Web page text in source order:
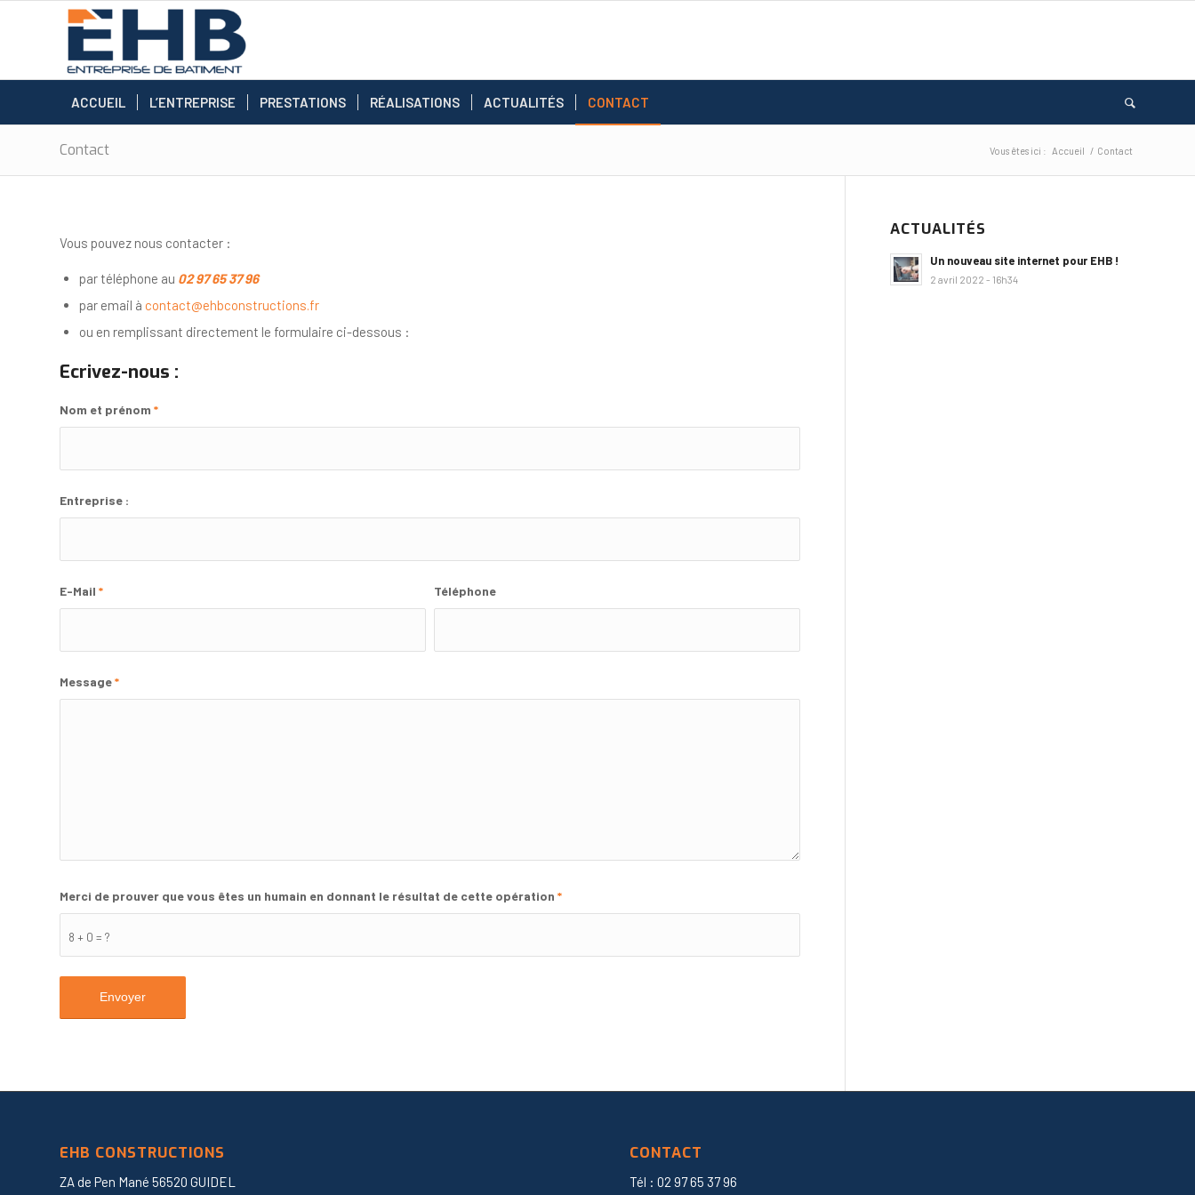
ACCUEIL L’ENTREPRISE PRESTATIONS RÉALISATIONS ACTUALITÉS CONTACT
Contact Vous êtes ici : Accueil / Contact
Vous pouvez nous contacter :
par téléphone au 02 97 65 37 96
par email à contact@ehbconstructions.fr
ou en remplissant directement le formulaire ci-dessous :
Ecrivez-nous :
Nom et prénom *
Entreprise :
E-Mail * Téléphone
Message*
8 + 0 = ?
Merci de prouver que vous êtes un humain en donnant le résultat de cette opération *
ACTUALITÉS
Un nouveau site internet pour EHB !
2 avril 2022 - 16h34
EHB CONSTRUCTIONS
ZA de Pen Mané 56520 GUIDEL
CONTACT
Tél : 02 97 65 37 96